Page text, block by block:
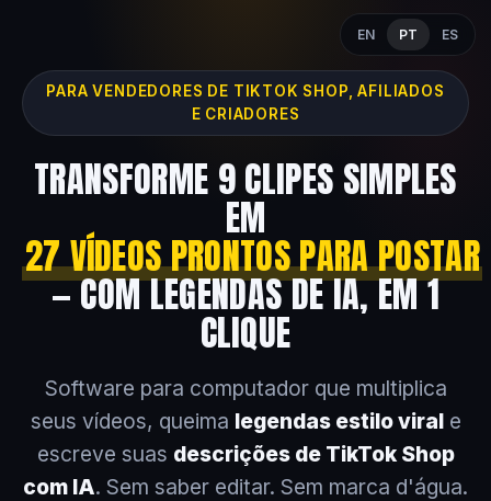
EN PT ES
PARA VENDEDORES DE TIKTOK SHOP, AFILIADOS
E CRIADORES
TRANSFORME 9 CLIPES SIMPLES
EM
27 VÍDEOS PRONTOS PARA POSTAR
— COM LEGENDAS DE IA, EM 1
CLIQUE
Software para computador que multiplica
seus vídeos, queima legendas estilo virale
escreve suas descrições de TikTok Shop
com IA. Sem saber editar. Sem marca d'água.